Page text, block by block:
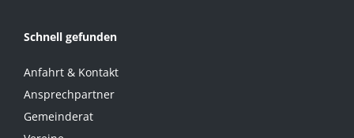
Schnell gefunden
Anfahrt & Kontakt
Ansprechpartner
Gemeinderat